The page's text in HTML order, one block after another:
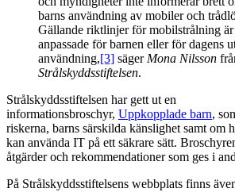
barns användning av mobiler och
Gällande riktlinjer för mobilstrålning är
anpassade för barnen eller för dagens
användning,[3] säger Mona Nilsson
Strålskyddsstiftelsen.
Strålskyddsstiftelsen har gett ut en
informationsbroschyr, Uppkopplade barn,
riskerna, barns särskilda känslighet samt om
kan använda IT på ett säkrare sätt.
åtgärder och rekommendationer som ges i
På Strålskyddsstiftelsens webbplats finns